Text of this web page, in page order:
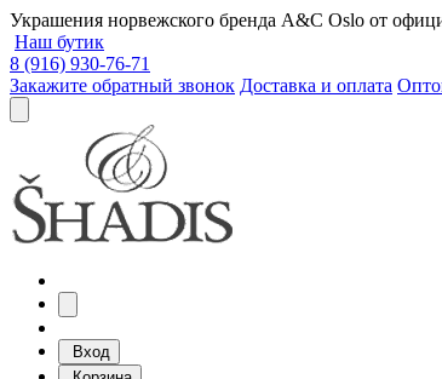
Украшения норвежского бренда A&C Oslo от
Наш бутик
8 (916) 930-76-71
Закажите обратный звонок Доставка и оплата
Вход